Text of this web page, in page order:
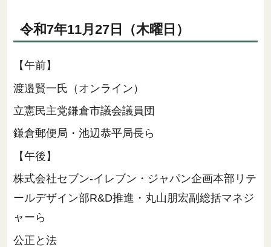
令和7年11月27日（木曜日）
【午前】
渡邉賢一氏（オンライン）
立憲民主党鎌倉市議会議員団
鎌倉郵便局・池辺恭平局長ら
【午後】
株式会社セブン-イレブン・ジャパン企画本部リテ
ールデザイン部R&D推進・丸山朋宏副総括マネジ
ャーら
公正と法